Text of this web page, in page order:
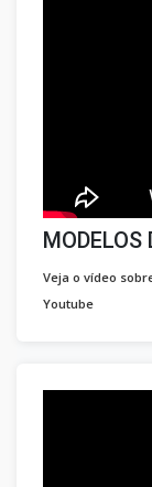
MODELOS
Veja o vídeo
Youtube